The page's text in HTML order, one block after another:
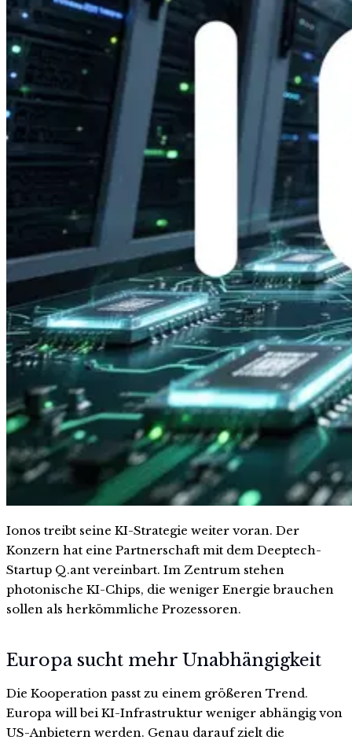
Ionos treibt seine KI-Strategie weiter voran. Der
Konzern hat eine Partnerschaft mit dem Deeptech-
Startup Q.ant vereinbart. Im Zentrum stehen
photonische KI-Chips, die weniger Energie brauchen
sollen als herkömmliche Prozessoren.
Europa sucht mehr Unabhängigkeit
Die Kooperation passt zu einem größeren Trend.
Europa will bei KI-Infrastruktur weniger abhängig von
US-Anbietern werden. Genau darauf zielt die